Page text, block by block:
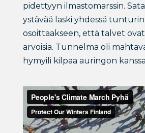
pidettyyn ilmastomarssin.
ystävää laski yhdessä
osoittaakseen, että talvet
arvoisia. Tunnelma oli
hymyili kilpaa auringon